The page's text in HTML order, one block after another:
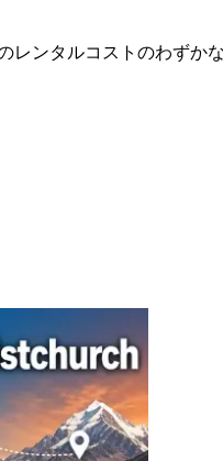
レンタルコストのわずか